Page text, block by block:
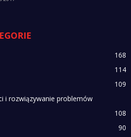
168
114
109
i rozwiązywanie problemów
108
90